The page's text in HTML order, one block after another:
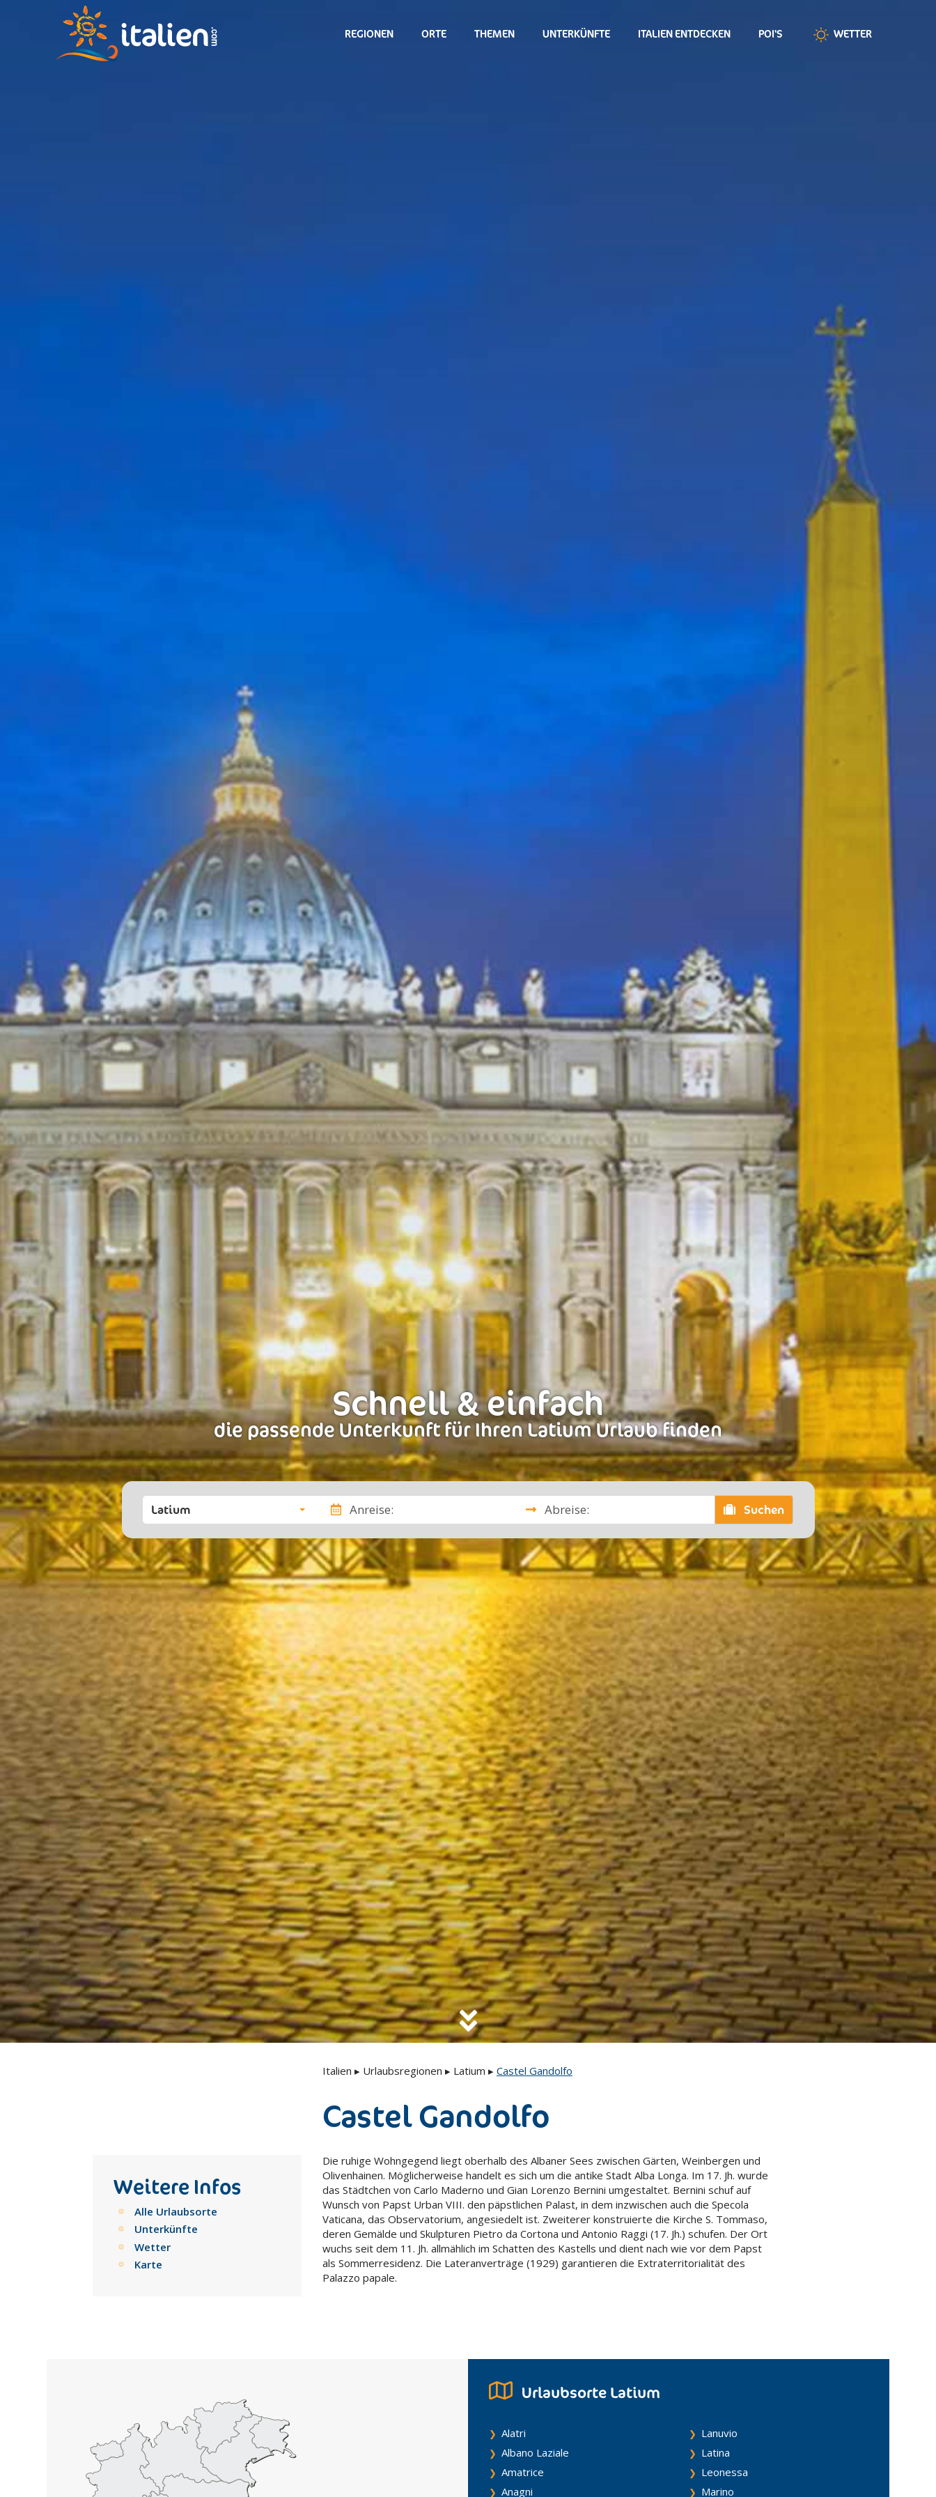
REGIONEN ORTE THEMEN UNTERKÜNFTE ITALIEN ENTDECKEN POI'S WETTER
Schnell & einfach
die passende Unterkunft für Ihren Latium Urlaub finden
Latium Anreise: Abreise: Suchen
Italien ▸ Urlaubsregionen ▸ Latium ▸ Castel Gandolfo
Castel Gandolfo
Die ruhige Wohngegend liegt oberhalb des Albaner Sees zwischen Gärten, Weinbergen und
Olivenhainen. Möglicherweise handelt es sich um die antike Stadt Alba Longa. Im 17. Jh. wurde
das Städtchen von Carlo Maderno und Gian Lorenzo Bernini umgestaltet. Bernini schuf auf
Wunsch von Papst Urban VIII. den päpstlichen Palast, in dem inzwischen auch die Specola
Vaticana, das Observatorium, angesiedelt ist. Zweiterer konstruierte die Kirche S. Tommaso,
deren Gemälde und Skulpturen Pietro da Cortona und Antonio Raggi (17. Jh.) schufen. Der Ort
wuchs seit dem 11. Jh. allmählich im Schatten des Kastells und dient nach wie vor dem Papst
als Sommerresidenz. Die Lateranverträge (1929) garantieren die Extraterritorialität des
Palazzo papale.
Weitere Infos
Alle Urlaubsorte
Unterkünfte
Wetter
Karte
Urlaubsorte Latium
Alatri
Albano Laziale
Amatrice
Anagni
Lanuvio
Latina
Leonessa
Marino